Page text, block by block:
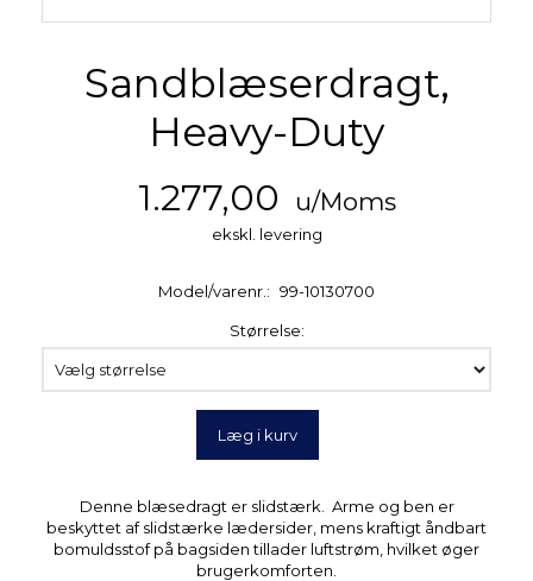
Sandblæserdragt,
Heavy-Duty
1.277,00 u/Moms
ekskl. levering
Model/varenr.: 99-10130700
Størrelse:
Læg i kurv
Denne blæsedragt er slidstærk. Arme og ben er
beskyttet af slidstærke lædersider, mens kraftigt åndbart
bomuldsstof på bagsiden tillader luftstrøm, hvilket øger
brugerkomforten.